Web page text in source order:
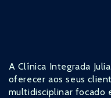
A Clínica Integrada
oferecer aos seus
multidisciplinar focado